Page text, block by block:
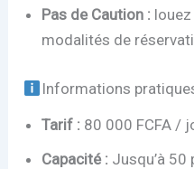
Pas de Caution : louez
modalités de
Informations
Tarif : 80 000 FCFA /
Capacité : Jusqu’à